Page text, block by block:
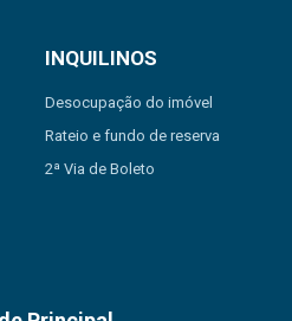
INQUILINOS
Desocupação do imóvel
Rateio e fundo de reserva
2ª Via de Boleto